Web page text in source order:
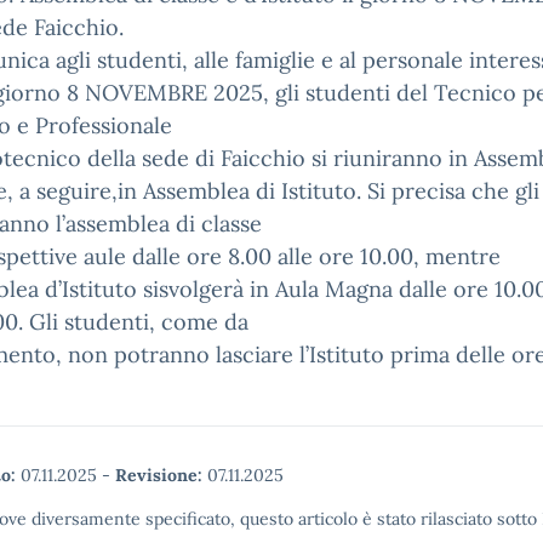
Faicchio.
agli studenti, alle famiglie e al personale
8 NOVEMBRE 2025, gli studenti del Tecnico
e Professionale
della sede di Faicchio si riuniranno in
a seguire,in Assemblea di Istituto. Si precisa che
l’assemblea di classe
aule dalle ore 8.00 alle ore 10.00, mentre
d’Istituto sisvolgerà in Aula Magna dalle ore
Gli studenti, come da
non potranno lasciare l’Istituto prima delle ore
07.11.2025 - Revisione: 07.11.2025
diversamente specificato, questo articolo è stato rilasciato